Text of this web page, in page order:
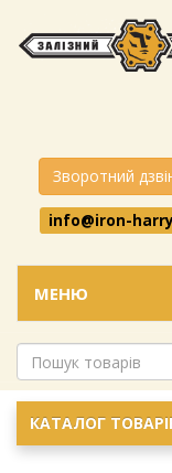
Зворотний
info@iron-
МЕНЮ
КАТАЛОГ